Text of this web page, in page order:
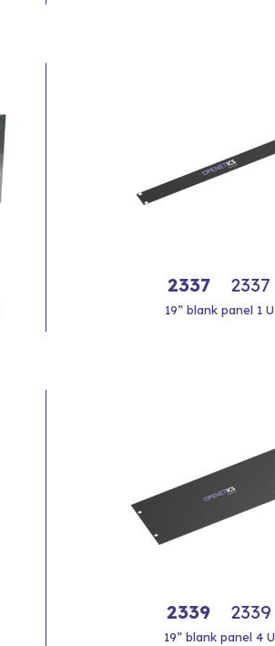
2337 2337
19” blank panel 1 U
2339 2339
19” blank panel 4 U